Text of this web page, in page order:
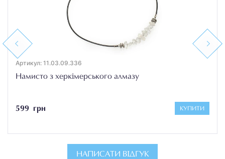
Previous
Артикул: 11.03.09.336
Намисто з херкімерського алмазу
599 грн КУПИТИ
Next
НАПИСАТИ ВІДГУК